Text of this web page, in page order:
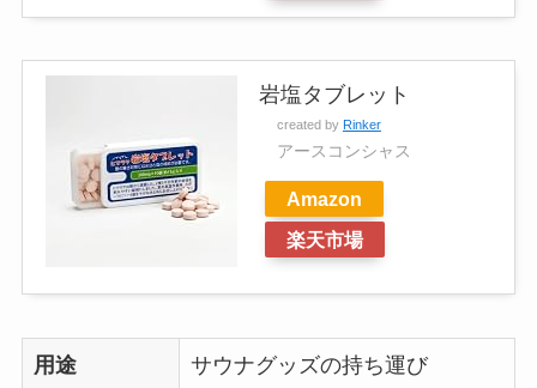
岩塩タブレット
created by Rinker
アースコンシャス
Amazon
楽天市場
用途 サウナグッズの持ち運び